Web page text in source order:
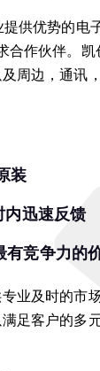
供优势的电
作伙伴。
周边，通讯
装
内迅速反馈
竞争力的
业及时的市
足客户的多